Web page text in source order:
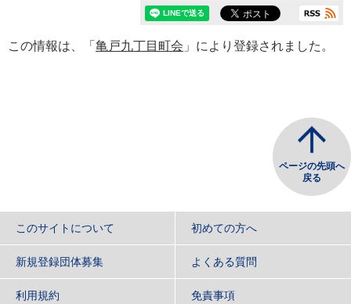
この情報は、「 亀戸九丁目町会 」により登録されました。
ページの先頭へ
戻る
このサイトについて 初めての方へ
新規登録団体募集 よくある質問
利用規約 免責事項